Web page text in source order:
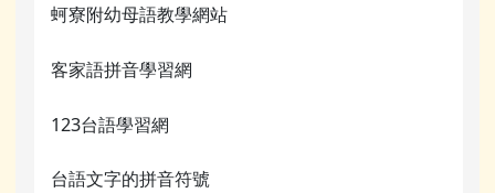
蚵寮附幼母語教學網站
客家語拼音學習網
123台語學習網
台語文字的拼音符號